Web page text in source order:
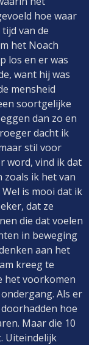
hoe waar
van de
het Noach
los en er was
want hij was
mensheid
soortgelijke
dan zo en
dacht ik
stil voor
word, vind ik dat
ik het van
is mooi dat ik
dat ze
die dat voelen
in beweging
aan het
kreeg te
het voorkomen
Als er
hoe
Maar die 10
Uiteindelijk